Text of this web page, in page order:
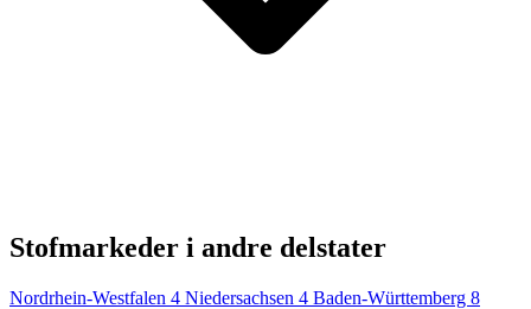
Stofmarkeder i andre delstater
Nordrhein-Westfalen 4 Niedersachsen 4 Baden-Württemberg 8